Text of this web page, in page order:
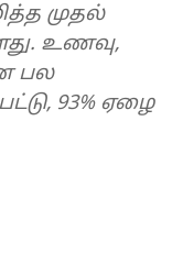
முதல்
உணவு,
பல
93% ஏழை